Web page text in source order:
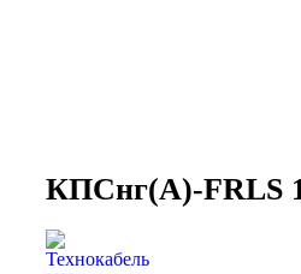
КПСнг(А)-FRLS